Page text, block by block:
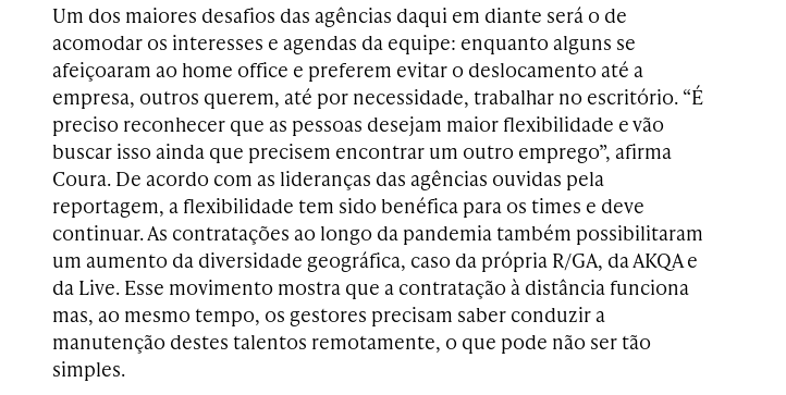
Um dos maiores desafios das agências daqui em diante será o de
acomodar os interesses e agendas da equipe: enquanto alguns se
afeiçoaram ao home office e preferem evitar o deslocamento até a
empresa, outros querem, até por necessidade, trabalhar no escritório. “É
preciso reconhecer que as pessoas desejam maior flexibilidade e vão
buscar isso ainda que precisem encontrar um outro emprego”, afirma
Coura. De acordo com as lideranças das agências ouvidas pela
reportagem, a flexibilidade tem sido benéfica para os times e deve
continuar. As contratações ao longo da pandemia também possibilitaram
um aumento da diversidade geográfica, caso da própria R/GA, da AKQA e
da Live. Esse movimento mostra que a contratação à distância funciona
mas, ao mesmo tempo, os gestores precisam saber conduzir a
manutenção destes talentos remotamente, o que pode não ser tão
simples.